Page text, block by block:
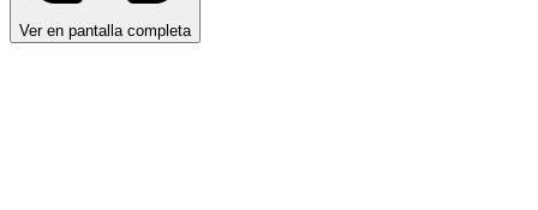
Ver en pantalla completa